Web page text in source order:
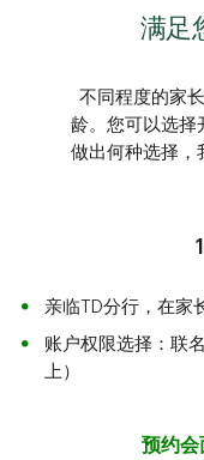
满足
不同程度的家
龄。您可以选择
做出何种选择，
亲临TD分行，在家
账户权限选择：联
上）
预约会